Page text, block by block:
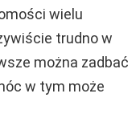
wielu
trudno w
można zadbać
w tym może